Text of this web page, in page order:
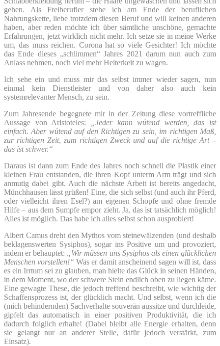
gehen. Als Freiberufler stehe ich am Ende der beruflichen
Nahrungskette, liebe trotzdem diesen Beruf und will keinen anderen
haben, aber reden möchte ich über sämtliche unschöne, gemachte
Erfahrungen, jetzt wirklich nicht mehr. Ich setze sie in meine Werke
um, das muss reichen. Corona hat so viele Gesichter! Ich möchte
das Ende dieses „schlimmen“ Jahres 2021 darum nun auch zum
Anlass nehmen, noch viel mehr Heiterkeit zu wagen.
Ich sehe ein und muss mir das selbst immer wieder sagen, nun
einmal kein Dienstleister und von daher also auch kein
systemrelevanter Mensch, zu sein.
Zum Jahresende begegnete mir in der Zeitung diese vortreffliche
Aussage von Aristoteles:
„Jeder kann wütend werden, das ist
einfach. Aber wütend auf den Richtigen zu sein, im richtigen Maß,
zur richtigen Zeit, zum richtigen Zweck und auf die richtige Art –
das ist schwer.“
Daraus ist dann zum Ende des Jahres noch schnell die Plastik einer
kleinen Frau entstanden, die ihren Kopf unterm Arm trägt und sich
anmutig dabei gibt. Auch die nächste Arbeit ist bereits angedacht,
Münchhausen lässt grüßen! Eine, die sich selbst (und auch ihr Pferd,
oder vielleicht ihren Esel?) am eigenen Schopfe und ohne fremde
Hilfe – aus dem Sumpfe empor zieht. Ja, das ist tatsächlich möglich!
Alles ist möglich. Das habe ich alles selbst schon ausprobiert!
Albert Camus dreht den Mythos vom steinewälzenden (und deshalb
beklagenswerten Sysiphos), sogar ins Positive um und provoziert,
indem er behauptet:
„Wir müssen uns Sysiphos als einen glücklichen
Menschen vorstellen!“ Was er damit anscheinend sagen will ist, dass
es ein Irrtum sei zu glauben, man hielte das Glück in seinen Händen,
in dem Moment, wo der schwere Stein endlich oben zu liegen käme.
Eine gewagte These, die jedoch treffend beschreibt, wie wichtig der
Schaffensprozess ist, der glücklich macht. Und selbst, wenn ich die
(mich behindernden) Sachverhalte souverän aussitze und durchleide,
gipfelt das automatisch in einer positiven Produktivität, die ich
dadurch folglich erhalte! (Dabei bleibt alle Energie erhalten, denn
sie gelangt nur an anderer Stelle, dafür jedoch verstärkt, zum
Einsatz).